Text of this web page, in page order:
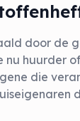
door de
huurder
die